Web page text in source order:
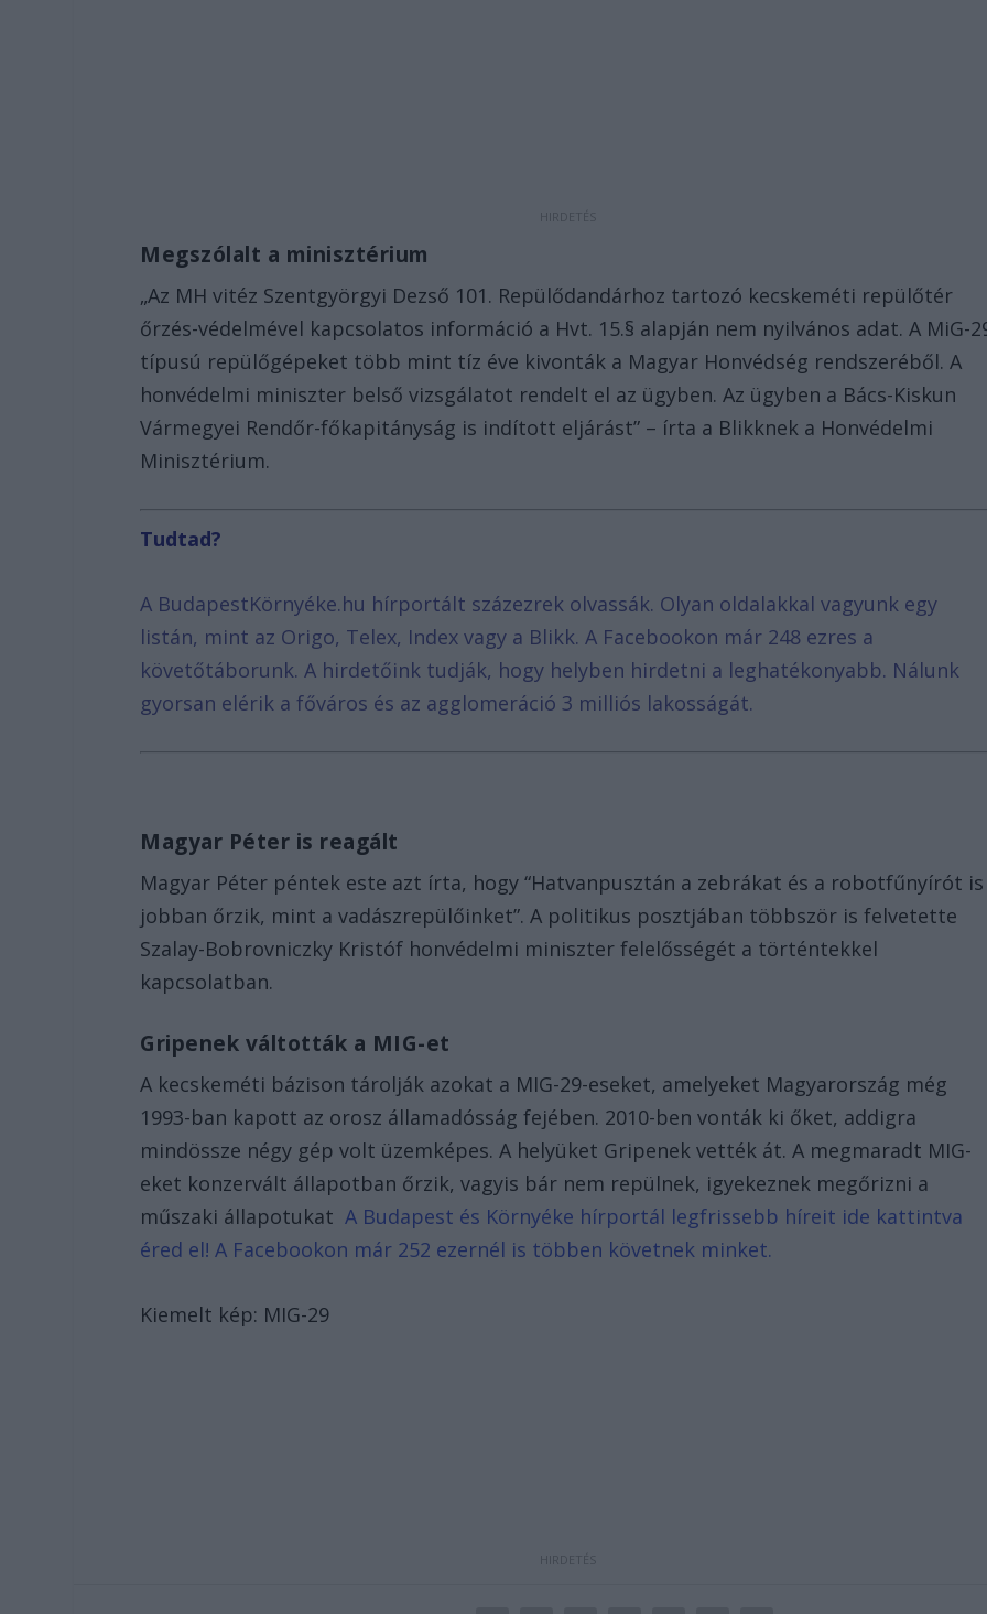
Megszólalt a minisztérium
„Az MH vitéz Szentgyörgyi Dezső 101. Repülődandárhoz tartozó kecskeméti repülőtér
őrzés-védelmével kapcsolatos információ a Hvt. 15.§ alapján nem nyilvános adat. A MiG-
típusú repülőgépeket több mint tíz éve kivonták a Magyar Honvédség rendszeréből. A
honvédelmi miniszter belső vizsgálatot rendelt el az ügyben. Az ügyben a Bács-Kiskun
Vármegyei Rendőr-főkapitányság is indított eljárást” – írta a Blikknek a Honvédelmi
Minisztérium.
Tudtad?
A BudapestKörnyéke.hu hírportált százezrek olvassák. Olyan oldalakkal vagyunk egy
listán, mint az Origo, Telex, Index vagy a Blikk. A Facebookon már 248 ezres a
követőtáborunk. A hirdetőink tudják, hogy helyben hirdetni a leghatékonyabb. Nálunk
gyorsan elérik a főváros és az agglomeráció 3 milliós lakosságát.
Magyar Péter is reagált
Magyar Péter péntek este azt írta, hogy “Hatvanpusztán a zebrákat és a robotfűnyírót is
jobban őrzik, mint a vadászrepülőinket”. A politikus posztjában többször is felvetette
Szalay-Bobrovniczky Kristóf honvédelmi miniszter felelősségét a történtekkel
kapcsolatban.
Gripenek váltották a MIG-et
A kecskeméti bázison tárolják azokat a MIG-29-eseket, amelyeket Magyarország még
1993-ban kapott az orosz államadósság fejében. 2010-ben vonták ki őket, addigra
mindössze négy gép volt üzemképes. A helyüket Gripenek vették át. A megmaradt MIG-
eket konzervált állapotban őrzik, vagyis bár nem repülnek, igyekeznek megőrizni a
műszaki állapotukatA Budapest és Környéke hírportál legfrissebb híreit ide kattintva
éred el! A Facebookon már 252 ezernél is többen követnek minket.
Kiemelt kép: MIG-29